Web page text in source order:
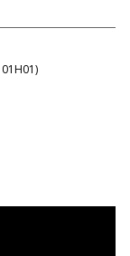
)